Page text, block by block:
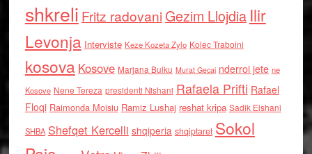
shkreli Fritz radovaniGezim Llojdia Ilir
Levonja Interviste Keze Kozeta Zylo Kolec Traboini
kosova Kosove Marjana Bulku Murat Gecaj nderroi jete ne
Kosove Nene Tereza presidenti Nishani Rafaela Prifti Rafael
Floqi Raimonda Moisiu Ramiz Lushaj reshat kripa Sadik Elshani
SHBA Shefqet Kercelli shqiperia shqiptaret Sokol